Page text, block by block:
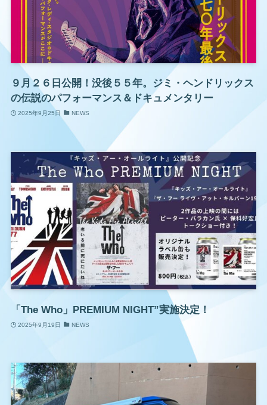
９月２６日公開！没後５５年。ジミ・ヘンドリックス
の伝説のパフォーマンス＆ドキュメンタリー
2025年9月25日 NEWS
「The Who」PREMIUM NIGHT”実施決定！
2025年9月19日 NEWS